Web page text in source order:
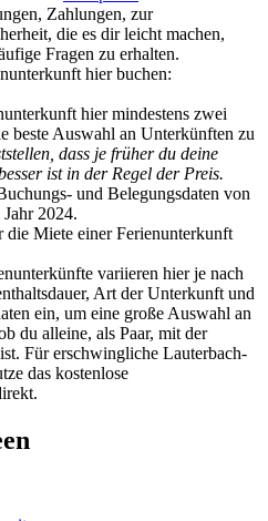
Zahlungen, zur
die es dir leicht machen,
Fragen zu erhalten.
hier buchen:
hier mindestens zwei
beste Auswahl an Unterkünften zu
dass je früher du deine
ist in der Regel der Preis.
und Belegungsdaten von
2024.
Miete einer Ferienunterkunft
variieren hier je nach
Art der Unterkunft und
ein, um eine große Auswahl an
du alleine, als Paar, mit der
Für erschwingliche Lauterbach-
das kostenlose